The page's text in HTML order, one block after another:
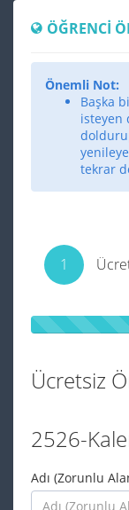
ÖĞRENCI
Önemli Not:
Başka
isteyen
tekrar
1
Ücretsiz
2526-
Adı (Zorunlu